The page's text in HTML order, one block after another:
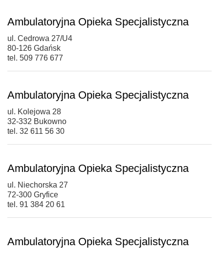
Ambulatoryjna Opieka Specjalistyczna
ul. Cedrowa 27/U4
80-126 Gdańsk
tel. 509 776 677
Ambulatoryjna Opieka Specjalistyczna
ul. Kolejowa 28
32-332 Bukowno
tel. 32 611 56 30
Ambulatoryjna Opieka Specjalistyczna
ul. Niechorska 27
72-300 Gryfice
tel. 91 384 20 61
Ambulatoryjna Opieka Specjalistyczna